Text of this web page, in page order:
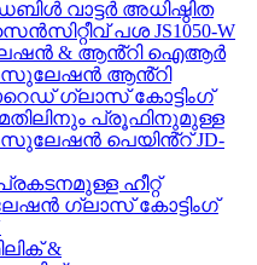
വാട്ടർ അധിഷ്ഠിത
പശ JS1050-W
& ആൻ്റി ഐആർ
ആൻ്റി
ഗ്ലാസ് കോട്ടിംഗ്
പ്രൂഫിനുമുള്ള
പെയിൻ്റ് JD-
ഹീറ്റ്
ഗ്ലാസ് കോട്ടിംഗ്
&